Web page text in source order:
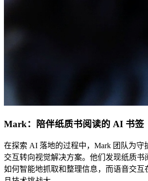
Mark：陪伴纸质书阅读的 AI 书签
在探索 AI 落地的过程中，Mark 团队为守
交互转向视觉解决方案。他们发现纸质书
如何智能地抓取和整理信息，而语音交互